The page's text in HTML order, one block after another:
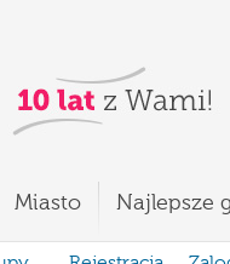
Miasto Najlepsze